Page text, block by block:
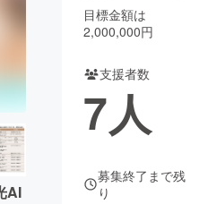
性化
CAMPFIRE Creation
コミュニティ
AI
目標金額は
2,000,000円
支援者数
7人
募集終了まで残
り